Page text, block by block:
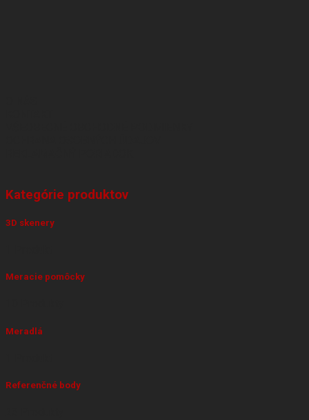
Kategórie produktov
3D skenery
Meracie pomôcky
Meradlá
Referenčné body